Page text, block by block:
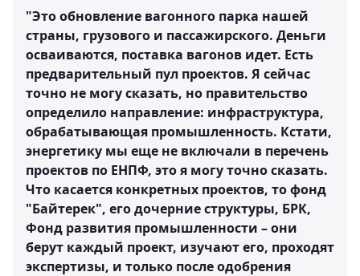
"Это обновление вагонного парка нашей
страны, грузового и пассажирского. Деньги
осваиваются, поставка вагонов идет. Есть
предварительный пул проектов. Я сейчас
точно не могу сказать, но правительство
определило направление: инфраструктура,
обрабатывающая промышленность. Кстати,
энергетику мы еще не включали в перечень
проектов по ЕНПФ, это я могу точно сказать.
Что касается конкретных проектов, то фонд
"Байтерек", его дочерние структуры, БРК,
Фонд развития промышленности – они
берут каждый проект, изучают его, проходят
экспертизы, и только после одобрения